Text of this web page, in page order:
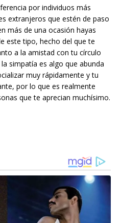
por individuos más
extranjeros que estén de paso
más de una ocasión hayas
este tipo, hecho del que te
a la amistad con tu círculo
simpatía es algo que abunda
muy rápidamente y tu
por lo que es realmente
que te aprecian muchísimo.